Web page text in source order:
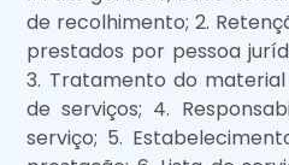
de recolhimento; 2.
prestados por pessoa
3. Tratamento do
de serviços; 4.
serviço; 5.